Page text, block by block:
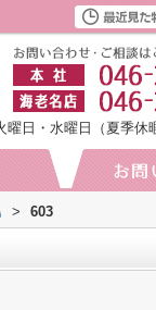
曜日・水曜日（夏季休
> 603